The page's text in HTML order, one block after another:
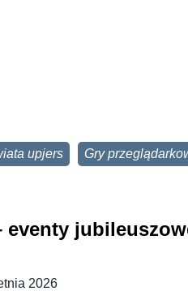
upjers Gry
eventy
2026